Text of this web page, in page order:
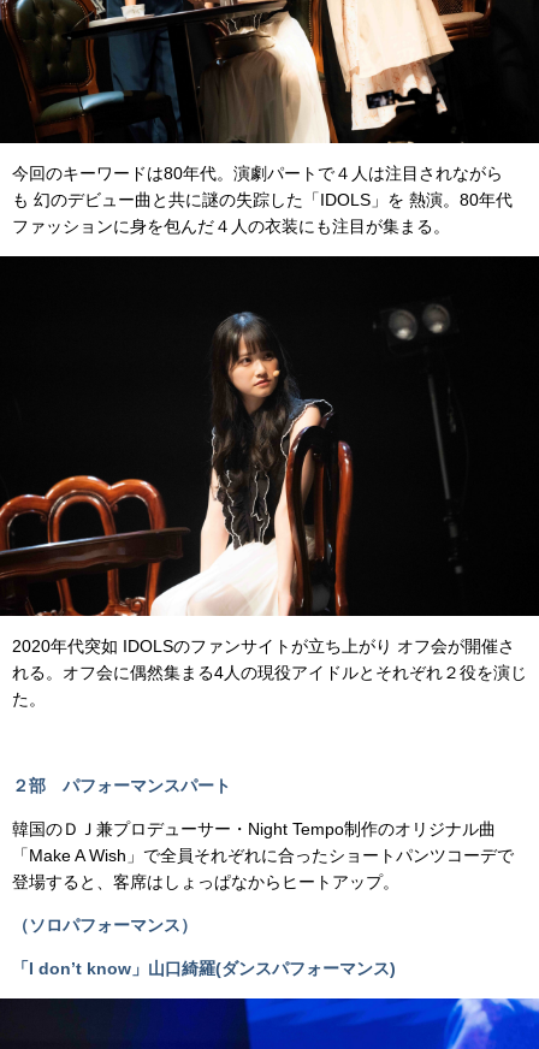
今回のキーワードは80年代。演劇パートで４人は注目されながら
も 幻のデビュー曲と共に謎の失踪した「IDOLS」を 熱演。80年代
ファッションに身を包んだ４人の衣装にも注目が集まる。
2020年代突如 IDOLSのファンサイトが立ち上がり オフ会が開催さ
れる。オフ会に偶然集まる4人の現役アイドルとそれぞれ２役を演じ
た。
２部 パフォーマンスパート
韓国のＤＪ兼プロデューサー・Night Tempo制作のオリジナル曲
「Make A Wish」で全員それぞれに合ったショートパンツコーデで
登場すると、客席はしょっぱなからヒートアップ。
（ソロパフォーマンス）
「I don’t know」山口綺羅(ダンスパフォーマンス)